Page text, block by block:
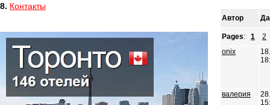
8. Контакты
Автор
Pages: 1
2
onix
валерия